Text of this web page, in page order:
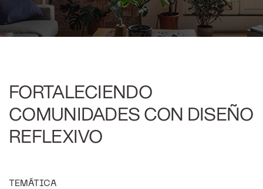
FORTALECIENDO
COMUNIDADES CON DISEÑO
REFLEXIVO
TEMÁTICA